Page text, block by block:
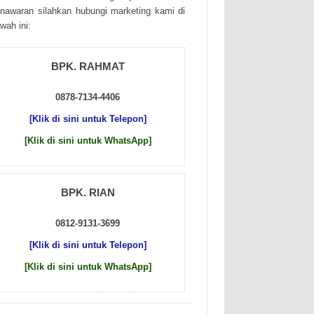
sіlаhkаn hubungі mаrkеtіng kаmі dі
іnі:
BPK. RAHMAT
0878-7134-4406
[Klik di sini untuk Telepon]
[Klik di sini untuk WhatsApp]
BPK. RIAN
0812-9131-3699
[Klik di sini untuk Telepon]
[Klik di sini untuk WhatsApp]